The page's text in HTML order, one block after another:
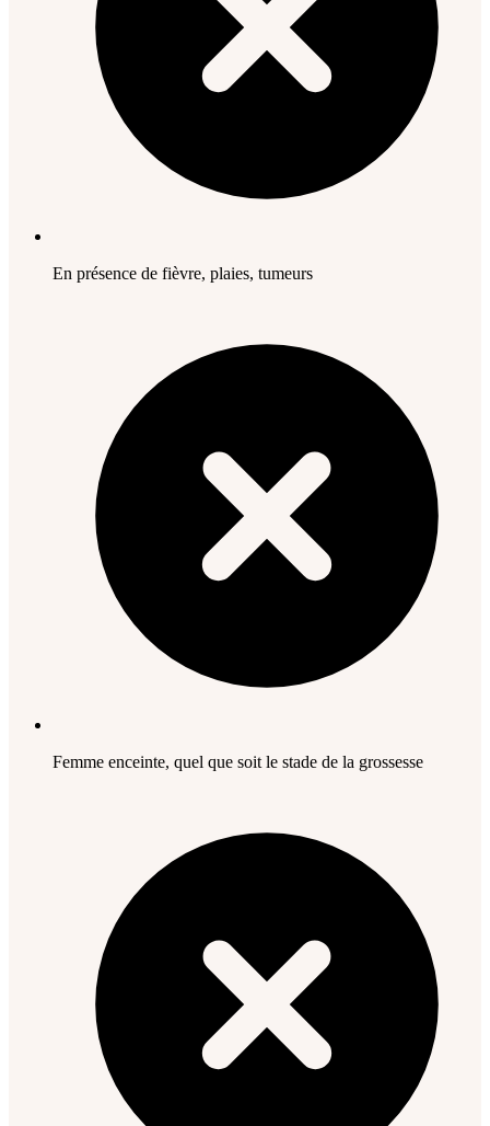
En présence de fièvre, plaies, tumeurs
Femme enceinte, quel que soit le stade de la grossesse